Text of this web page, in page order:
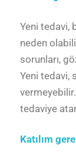
Yeni tedavi,
neden
sorunları,
Yeni tedavi,
tedaviye
Katılım